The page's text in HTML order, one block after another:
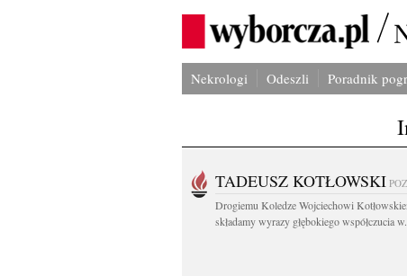
Nekrologi Odeszli Poradnik
TADEUSZ KOTŁOWSKI
Drogiemu Koledze Wojciechowi
składamy wyrazy głębokiego współczucia